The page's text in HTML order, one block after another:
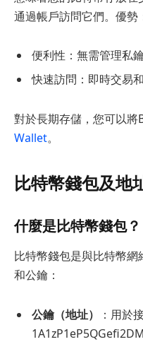
通過帳戶訪問它們。優勢
便利性：無需管理私鑰
快速訪問：即時交易和
對於長期存儲，您可以將
Wallet。
比特幣錢包及地
什麼是比特幣錢包？
比特幣錢包是與比特幣
和公鑰：
公鑰（地址）
：用於